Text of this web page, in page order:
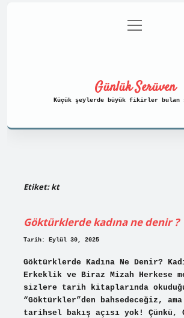
Gizlilik
menüyü
aç
Günlük Serüven
Küçük şeylerde büyük fikirler
Etiket:kt
Göktürklerde kadına ne denir ?
Tarih: Eylül 30, 2025
Göktürklerde Kadına Ne Denir?
Erkeklik ve Biraz Mizah Herkese
sizlere tarih kitaplarında
“Göktürkler”den bahsedeceğiz,
tarihsel bakış açısı yok! Çünkü,